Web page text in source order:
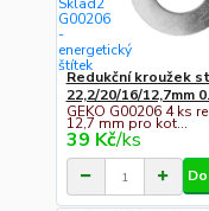
Redukční kroužek
22,2/20/16/12,7mm
GEKO G00206 4 ks
12,7 mm pro kot...
39 Kč/ks